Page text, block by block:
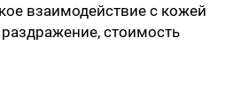
взаимодействие с кожей
стоимость